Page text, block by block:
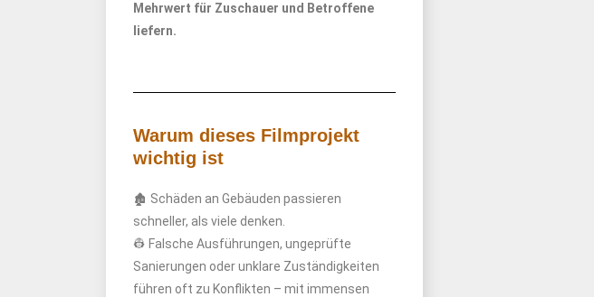
Mehrwert für Zuschauer und Betroffene
liefern.
Warum dieses Filmprojekt
wichtig ist
🏚️ Schäden an Gebäuden passieren
schneller, als viele denken.
👷 Falsche Ausführungen, ungeprüfte
Sanierungen oder unklare Zuständigkeiten
führen oft zu Konflikten – mit immensen